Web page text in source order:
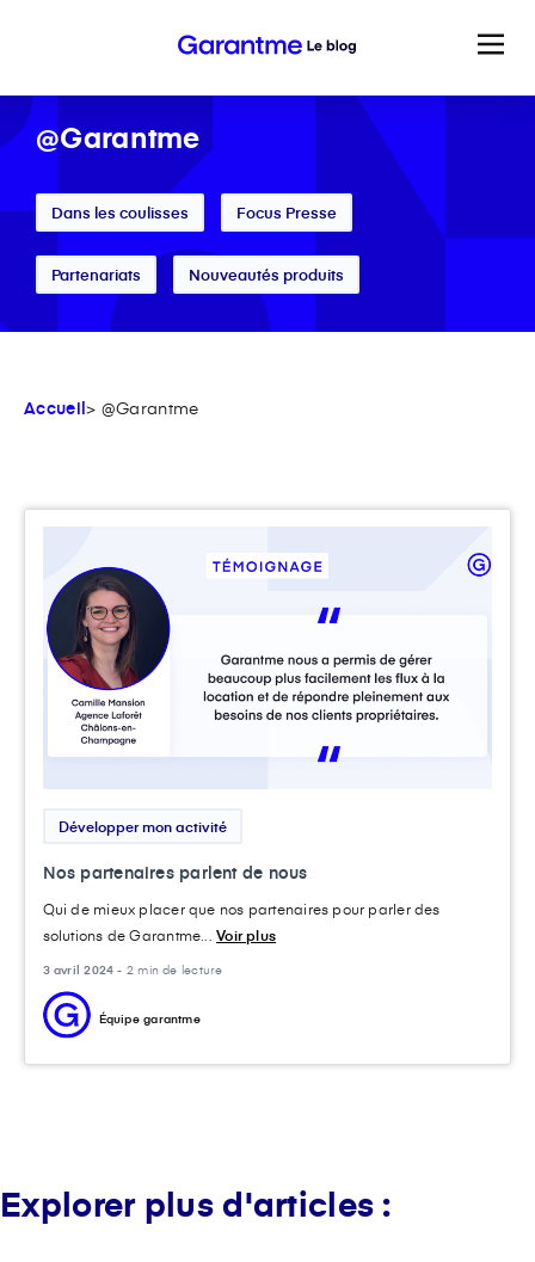
@Garantme
Dans les coulisses Focus Presse
Partenariats Nouveautés produits
Accueil> @Garantme
Développer mon activité
Nos partenaires parlent de nous
Qui de mieux placer que nos partenaires pour parler des
solutions de Garantme...Voir plus
3 avril 2024 - 2 min de lecture
Équipe garantme
Explorer plus d'articles :